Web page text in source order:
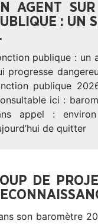
AGENT
: UN
publique : un
progresse
publique
ici :
appel :
de quitter
DE
son baromètre